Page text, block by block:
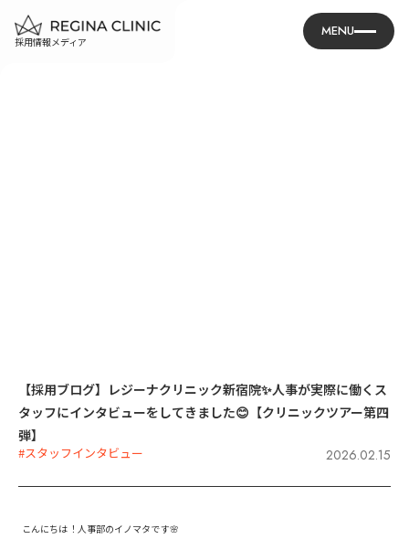
採用情報メディア
MENU
【採用ブログ】レジーナクリニック新宿院✨人事が実際に働くス
タッフにインタビューをしてきました😊【クリニックツアー第四
弾】
#スタッフインタビュー 2026.02.15
こんにちは！人事部のイノマタです🌸